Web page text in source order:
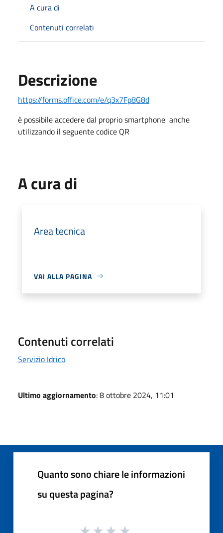
A cura di
Contenuti correlati
Descrizione
https://forms.office.com/e/q3x7Fp8G8d
è possibile accedere dal proprio smartphone anche
utilizzando il seguente codice QR
A cura di
Area tecnica
VAI ALLA PAGINA
Contenuti correlati
Servizio Idrico
Ultimo aggiornamento: 8 ottobre 2024, 11:01
Quanto sono chiare le informazioni
su questa pagina?